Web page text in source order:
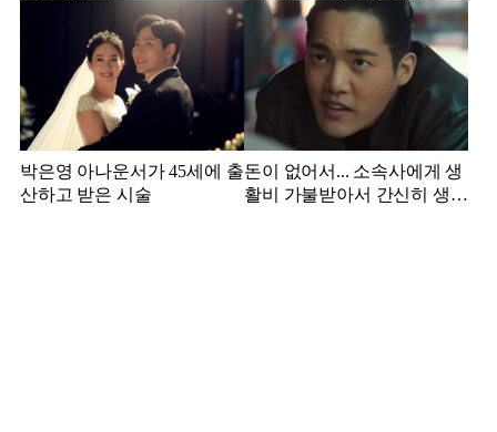
강사 아내
박은영 아나운서가 45세에 출
산하고 받은 시술
돈이 없어서... 소속사에게 생
활비 가불받아서 간신히 생활